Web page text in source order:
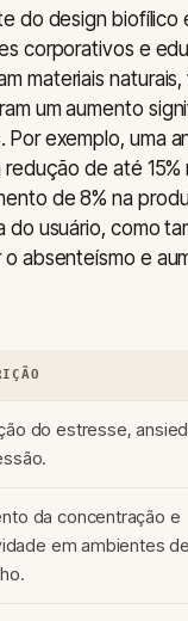
do design
corporativos e
materiais
um aumento
exemplo, uma
de até
de 8% na
do usuário, como
absenteísmo e
do estresse,
da concentração e
em ambientes de